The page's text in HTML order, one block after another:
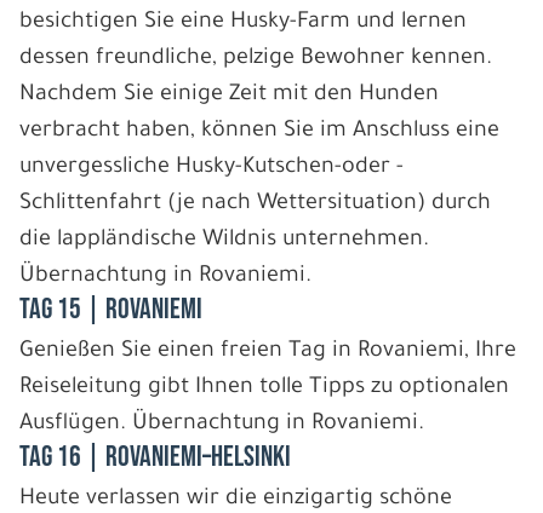
besichtigen Sie eine Husky-Farm und lernen
dessen freundliche, pelzige Bewohner kennen.
Nachdem Sie einige Zeit mit den Hunden
verbracht haben, können Sie im Anschluss eine
unvergessliche Husky-Kutschen-oder -
Schlittenfahrt (je nach Wettersituation) durch
die lappländische Wildnis unternehmen.
Übernachtung in Rovaniemi.
Tag 15 | Rovaniemi
Genießen Sie einen freien Tag in Rovaniemi, Ihre
Reiseleitung gibt Ihnen tolle Tipps zu optionalen
Ausflügen. Übernachtung in Rovaniemi.
Tag 16 | Rovaniemi–Helsinki
Heute verlassen wir die einzigartig schöne